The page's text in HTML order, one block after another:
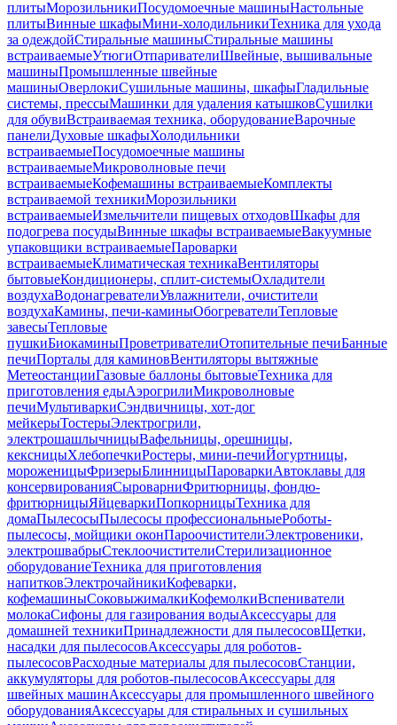
плитыМорозильникиПосудомоечные машиныНастольные
плитыВинные шкафыМини-холодильникиТехника для ухода
за одеждойСтиральные машиныСтиральные машины
встраиваемыеУтюгиОтпаривателиШвейные, вышивальные
машиныПромышленные швейные
машиныОверлокиСушильные машины, шкафыГладильные
системы, прессыМашинки для удаления катышковСушилки
для обувиВстраиваемая техника, оборудованиеВарочные
панелиДуховые шкафыХолодильники
встраиваемыеПосудомоечные машины
встраиваемыеМикроволновые печи
встраиваемыеКофемашины встраиваемыеКомплекты
встраиваемой техникиМорозильники
встраиваемыеИзмельчители пищевых отходовШкафы для
подогрева посудыВинные шкафы встраиваемыеВакуумные
упаковщики встраиваемыеПароварки
встраиваемыеКлиматическая техникаВентиляторы
бытовыеКондиционеры, сплит-системыОхладители
воздухаВодонагревателиУвлажнители, очистители
воздухаКамины, печи-каминыОбогревателиТепловые
завесыТепловые
пушкиБиокаминыПроветривателиОтопительные печиБанные
печиПорталы для каминовВентиляторы вытяжные
МетеостанцииГазовые баллоны бытовыеТехника для
приготовления едыАэрогрилиМикроволновые
печиМультиваркиСэндвичницы, хот-дог
мейкерыТостерыЭлектрогрили,
электрошашлычницыВафельницы, орешницы,
кексницыХлебопечкиРостеры, мини-печиЙогуртницы,
мороженицыФризерыБлинницыПароваркиАвтоклавы для
консервированияСыроварниФритюрницы, фондю-
фритюрницыЯйцеваркиПопкорницыТехника для
домаПылесосыПылесосы профессиональныеРоботы-
пылесосы, мойщики оконПароочистителиЭлектровеники,
электрошвабрыСтеклоочистителиСтерилизационное
оборудованиеТехника для приготовления
напитковЭлектрочайникиКофеварки,
кофемашиныСоковыжималкиКофемолкиВспениватели
молокаСифоны для газирования водыАксессуары для
домашней техникиПринадлежности для пылесосовЩетки,
насадки для пылесосовАксессуары для роботов-
пылесосовРасходные материалы для пылесосовСтанции,
аккумуляторы для роботов-пылесосовАксессуары для
швейных машинАксессуары для промышленного швейного
оборудованияАксессуары для стиральных и сушильных